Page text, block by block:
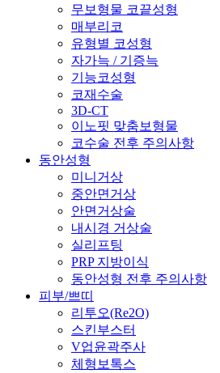
무보형물 코끝성형
매부리코
유형별 코성형
자가늑 / 기증늑
기능코성형
코재수술
3D-CT
이노핏 맞춤보형물
코수술 전후 주의사항
동안성형
미니거상
중안면거상
안면거상술
내시경 거상술
실리프팅
PRP 지방이식
동안성형 전후 주의사항
피부/쁘띠
리투오(Re2O)
스킨부스터
V업윤곽주사
체형보톡스